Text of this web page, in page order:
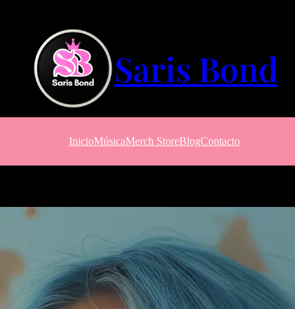
Saris Bond
InicioMúsicaMerch StoreBlogContacto